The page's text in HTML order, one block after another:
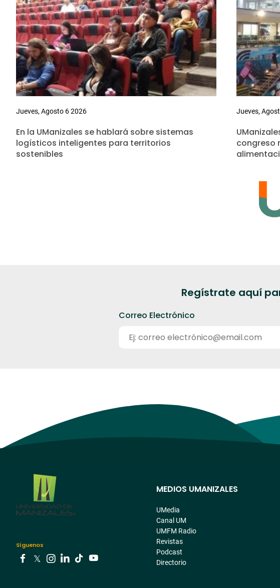
Jueves, Agosto 6 2026
En la UManizales se hablará sobre sistemas
logísticos inteligentes para territorios
sostenibles
Jueves,
congreso
Regístrate aquí
Correo Electrónico
Síguenos
Menú
pre
footer
MEDIOS UMANIZALES
UMedia
Canal UM
UMFM Radio
Revistas
Podcast
Directorio